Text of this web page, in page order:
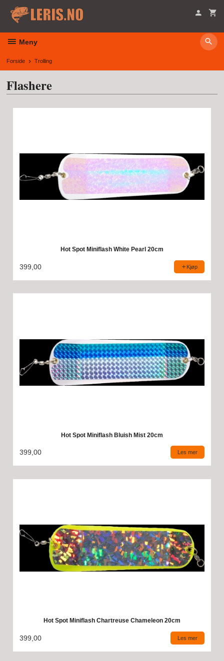
innholdet
Meny
Forside Trolling
Flashere
Hot Spot Miniflash White Pearl 20cm
399,00 Kjøp
Hot Spot Miniflash Bluish Mist 20cm
399,00 Les mer
Hot Spot Miniflash Chartreuse Chameleon 20cm
399,00 Les mer